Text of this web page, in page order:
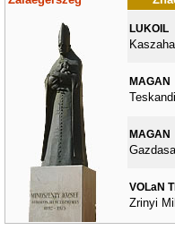
LUKOIL
MAGAN
MAGAN
VOLaN
Zrinyi